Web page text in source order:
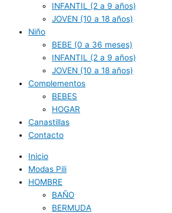
INFANTIL (2 a 9 años)
JOVEN (10 a 18 años)
Niño
BEBE (0 a 36 meses)
INFANTIL (2 a 9 años)
JOVEN (10 a 18 años)
Complementos
BEBES
HOGAR
Canastillas
Contacto
Inicio
Modas Pili
HOMBRE
BAÑO
BERMUDA